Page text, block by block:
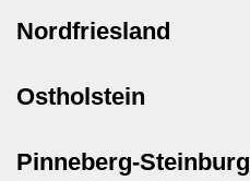
Nordfriesland
Ostholstein
Pinneberg-Steinburg